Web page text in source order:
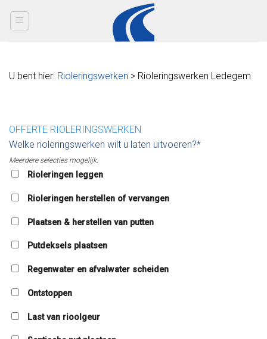
U bent hier: Rioleringswerken > Rioleringswerken Ledegem
OFFERTE RIOLERINGSWERKEN
Welke rioleringswerken wilt u laten uitvoeren?*
Meerdere selecties mogelijk.
Rioleringen leggen
Rioleringen herstellen of vervangen
Plaatsen & herstellen van putten
Putdeksels plaatsen
Regenwater en afvalwater scheiden
Ontstoppen
Last van rioolgeur